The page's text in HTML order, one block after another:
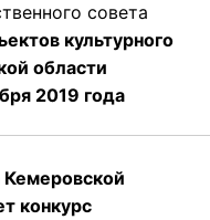
совета
культурного
области
2019 года
конкурс